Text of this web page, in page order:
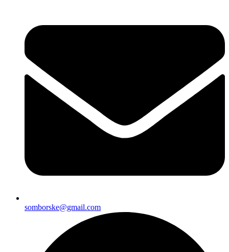
somborske@gmail.com